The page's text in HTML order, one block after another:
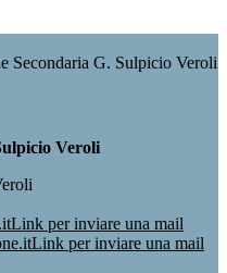
Secondaria G. Sulpicio Veroli
Veroli
Link per inviare una mail
Link per inviare una mail